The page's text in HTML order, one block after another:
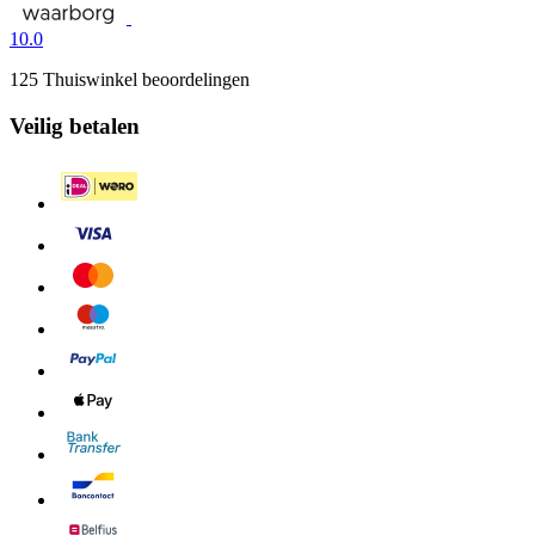
10.0
125 Thuiswinkel beoordelingen
Veilig betalen